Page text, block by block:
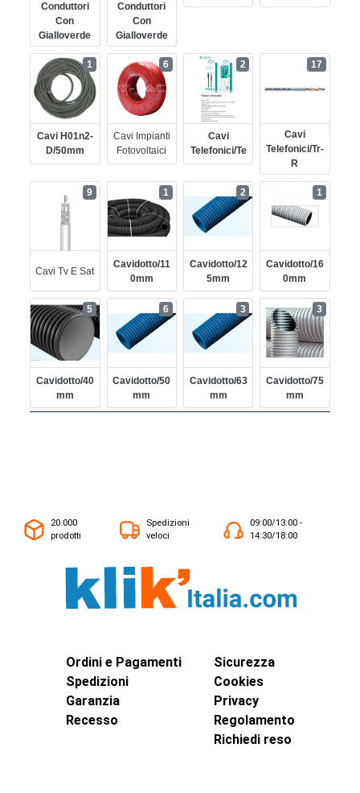
Conduttori
Con
Gialloverde
Conduttori
Con
Gialloverde
Cavi H01n2-
D/50mm
1
Cavi Impianti
Fotovoltaici
6
Cavi
Telefonici/te
2
Cavi
Telefonici/tr-
R
17
Cavi Tv E Sat
9
Cavidotto/11
0mm
1
Cavidotto/12
5mm
2
Cavidotto/16
0mm
1
Cavidotto/40
Mm
5
Cavidotto/50
Mm
6
Cavidotto/63
Mm
3
Cavidotto/75
Mm
3
20.000
prodotti
Spedizioni
veloci
09:00/13:00 -
14:30/18:00
Ordini e Pagamenti
Spedizioni
Garanzia
Recesso
Sicurezza
Cookies
Privacy
Regolamento
Richiedi reso